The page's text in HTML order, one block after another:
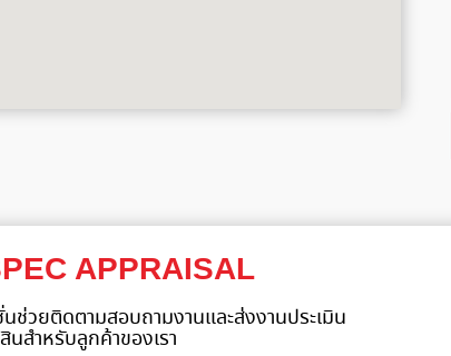
APPRAISAL
ช่วยติดตามสอบถามงานและส่งงานประเมิน
นสำหรับลูกค้าของเรา